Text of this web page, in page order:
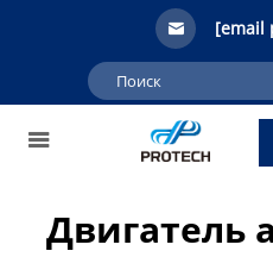
[email
Двигатель